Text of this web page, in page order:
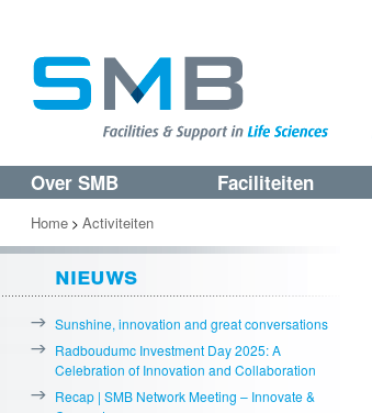
Spring
naar
de
primaire
inhoud
Spring
naar
de
secundaire
inhoud
Over SMB Faciliteiten
Home > Activiteiten
nieuws
Sunshine, innovation and great conversations
Radboudumc Investment Day 2025: A
Celebration of Innovation and Collaboration
Recap | SMB Network Meeting – Innovate &